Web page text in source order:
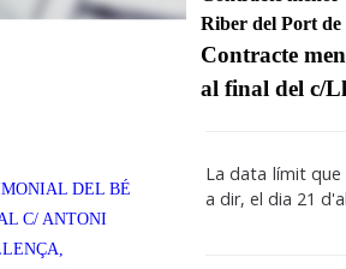
Riber del Port de
Contracte
al final del c/
DEL BÉ
C/ ANTONI
La data límit
a dir, el dia 21